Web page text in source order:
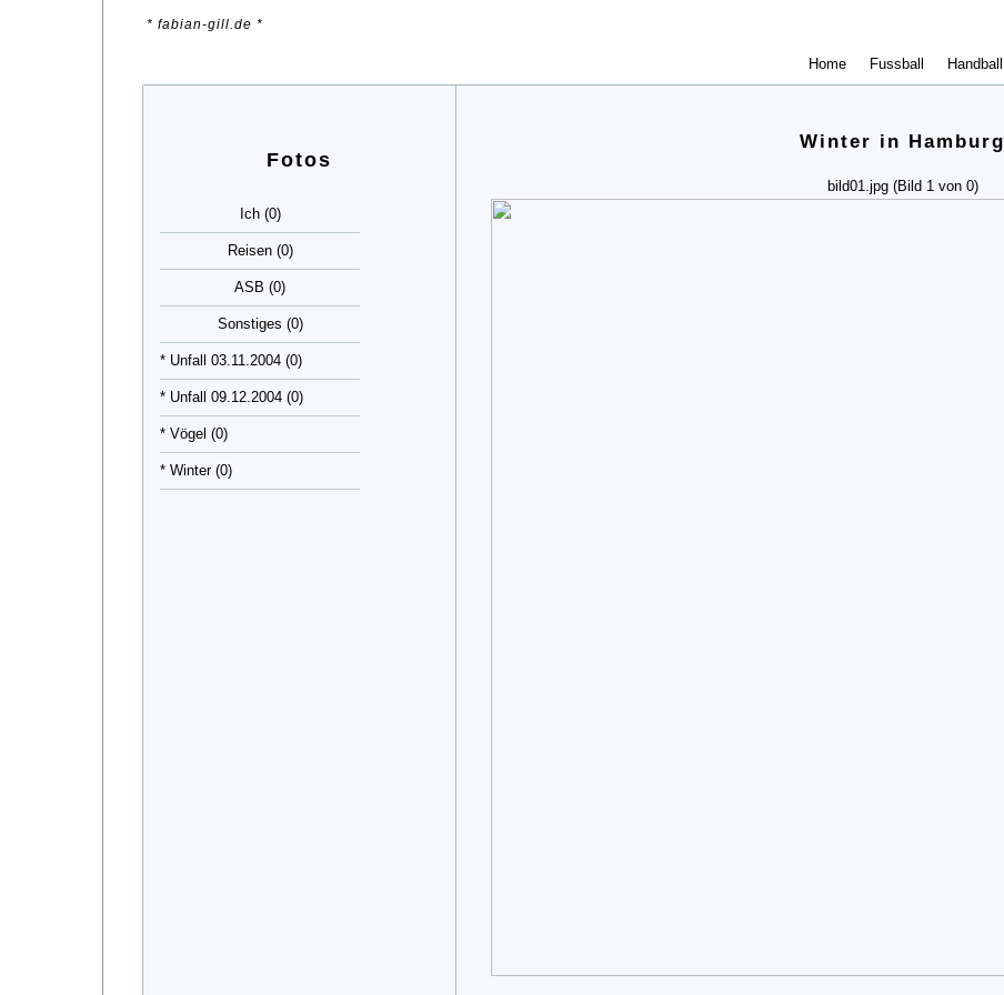
* fabian-gill.de *
Home Fussball Handball
Fotos
Ich (0)
Reisen (0)
ASB (0)
Sonstiges (0)
* Unfall 03.11.2004 (0)
* Unfall 09.12.2004 (0)
* Vögel (0)
* Winter (0)
Winter in Hamburg
bild01.jpg (Bild 1 von 0)